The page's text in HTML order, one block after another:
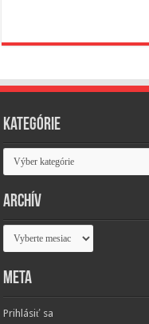
Kategórie
Kategórie
Archív
Archív
Meta
Prihlásiť sa